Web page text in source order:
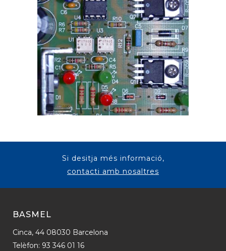
Si desitja més informació,
contacti amb nosaltres
BASMEL
Cinca, 44 08030 Barcelona
Telèfon: 93 346 01 16